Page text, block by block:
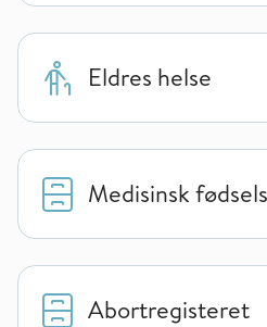
Eldres helse
Medisinsk
Abortregisteret